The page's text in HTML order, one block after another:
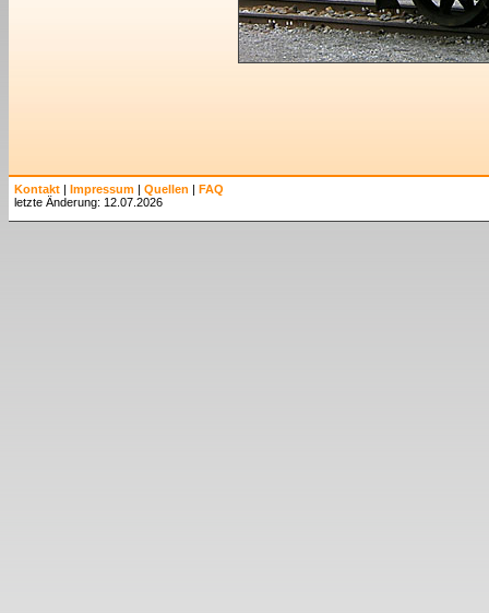
Kontakt | Impressum | Quellen | FAQ
letzte Änderung: 12.07.2026